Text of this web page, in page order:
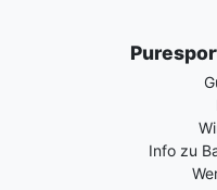
Info zu